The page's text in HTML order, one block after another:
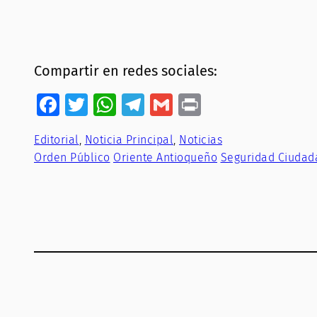
Compartir en redes sociales:
Facebook
Twitter
WhatsApp
Telegram
Gmail
Editorial, Noticia Principal, Noticias
Orden Público Oriente Antioqueño Seguridad